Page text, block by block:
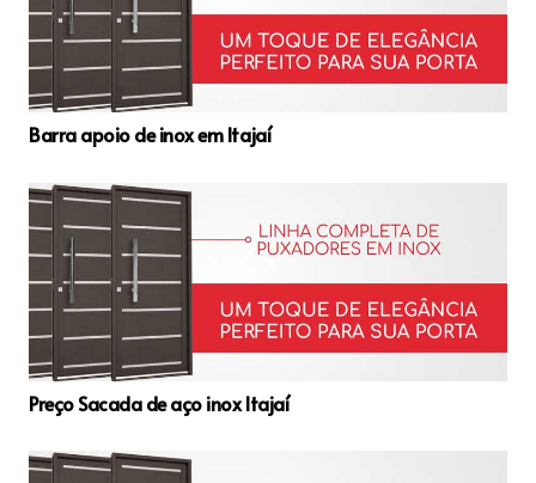
Barra apoio de inox em Itajaí
Preço Sacada de aço inox Itajaí